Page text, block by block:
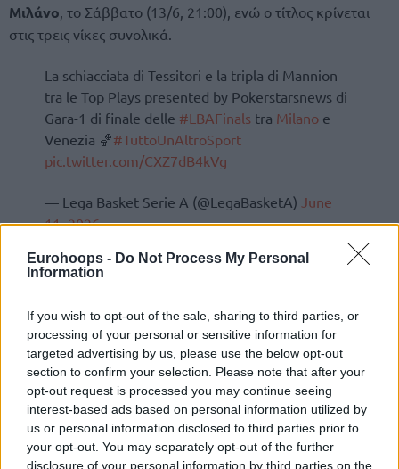
Eurohoops - Do Not Process My Personal
Information
If you wish to opt-out of the sale, sharing to third parties, or
processing of your personal or sensitive information for
targeted advertising by us, please use the below opt-out
section to confirm your selection. Please note that after your
opt-out request is processed you may continue seeing
interest-based ads based on personal information utilized by
us or personal information disclosed to third parties prior to
your opt-out. You may separately opt-out of the further
disclosure of your personal information by third parties on the
Μιλάνο , το Σάββατο (13/6, 21:00), ενώ ο τίτλος κρίνεται
στις τρεις νίκες συνολικά.
La schiacciata di Tessitori e la tripla di Mannion
tra le Top Plays presented by Pokerstarsnews di
Gara-1 di finale delle #LBAFinals tra Milano e
Venezia 🏀#TuttoUnAltroSport
pic.twitter.com/CXZ7dB4kVg
— Lega Basket Serie A (@LegaBasketA) June
11, 2026